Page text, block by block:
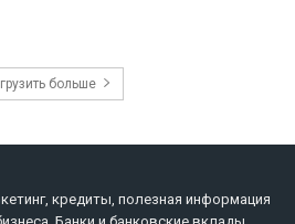
больше
кредиты, полезная информация